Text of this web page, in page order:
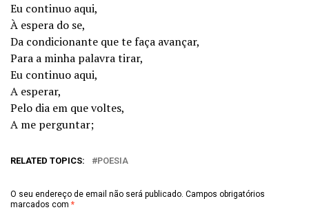
Eu continuo aqui,
À espera do se,
Da condicionante que te faça avançar,
Para a minha palavra tirar,
Eu continuo aqui,
A esperar,
Pelo dia em que voltes,
A me perguntar;
RELATED TOPICS: POESIA
O seu endereço de email não será publicado. Campos obrigatórios
marcados com *